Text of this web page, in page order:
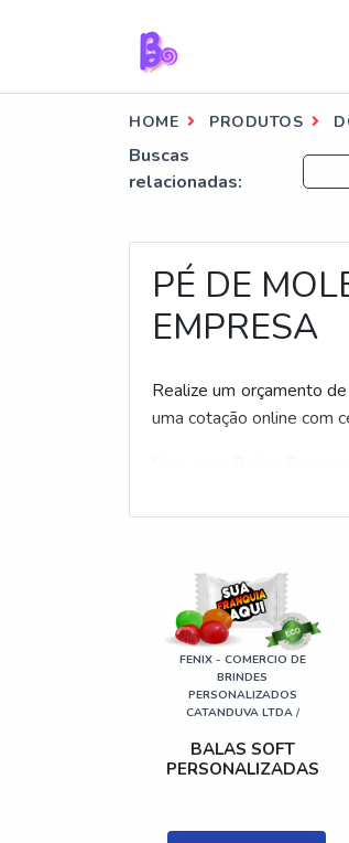
HOME PRODUTOS
Buscas
relacionadas:
PÉ DE
EMPRESA
Realize um orçamento
uma cotação online com
FENIX - COMERCIO DE
BRINDES
PERSONALIZADOS
CATANDUVA LTDA/
BALAS SOFT
PERSONALIZADAS